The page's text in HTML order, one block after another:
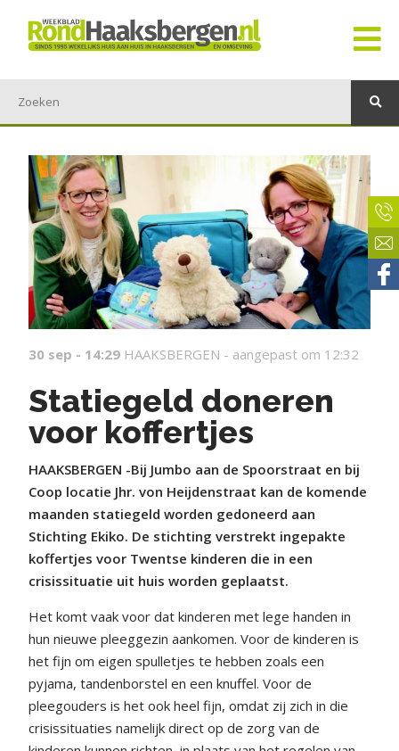
30 sep - 14:29 HAAKSBERGEN - aangepast om 12:32
Statiegeld doneren
voor koffertjes
HAAKSBERGEN -Bij Jumbo aan de Spoorstraat en bij
Coop locatie Jhr. von Heijdenstraat kan de komende
maanden statiegeld worden gedoneerd aan
Stichting Ekiko. De stichting verstrekt ingepakte
koffertjes voor Twentse kinderen die in een
crisissituatie uit huis worden geplaatst.
Het komt vaak voor dat kinderen met lege handen in
hun nieuwe pleeggezin aankomen. Voor de kinderen is
het fijn om eigen spulletjes te hebben zoals een
pyjama, tandenborstel en een knuffel. Voor de
pleegouders is het ook heel fijn, omdat zij zich in die
crisissituaties namelijk direct op de zorg van de